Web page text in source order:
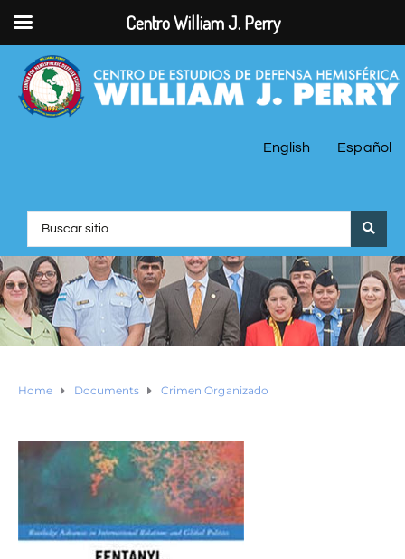
English Español
Home Documents Crimen Organizado
Centro William J. Perry